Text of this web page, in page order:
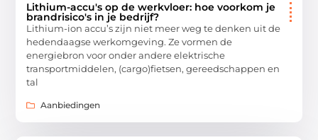
Lithium-accu's op de werkvloer: hoe voorkom je
brandrisico's in je bedrijf?
Lithium-ion accu’s zijn niet meer weg te denken uit de
hedendaagse werkomgeving. Ze vormen de
energiebron voor onder andere elektrische
transportmiddelen, (cargo)fietsen, gereedschappen en
tal
Aanbiedingen